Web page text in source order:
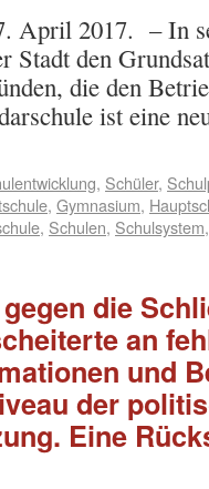
April 2017. – In
Stadt den
die den
ist eine
, Schüler,
, Gymnasium,
, Schulen, Schulsystem
die
an
und
der
Eine